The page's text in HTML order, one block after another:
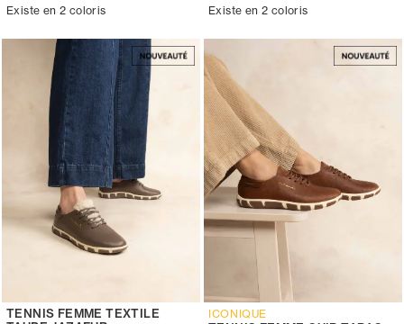
Existe en 2 coloris Existe en 2 coloris
TENNIS FEMME TEXTILE
ICONIQUE